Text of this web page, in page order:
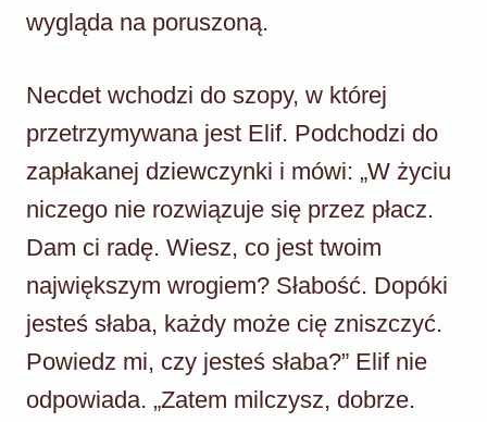
wygląda na poruszoną.
Necdet wchodzi do szopy, w której
przetrzymywana jest Elif. Podchodzi do
zapłakanej dziewczynki i mówi: „W życiu
niczego nie rozwiązuje się przez płacz.
Dam ci radę. Wiesz, co jest twoim
największym wrogiem? Słabość. Dopóki
jesteś słaba, każdy może cię zniszczyć.
Powiedz mi, czy jesteś słaba?” Elif nie
odpowiada. „Zatem milczysz, dobrze.